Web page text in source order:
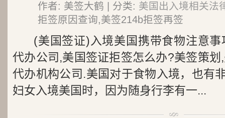
作者: 美签大鹤 | 分类: 美国出入境相关法
拒签原因查询,美签214b拒签再签
(美国签证)入境美国携带食物注意
代办公司,美国签证拒签怎么办?美签策
代办机构公司.美国对于食物入境，也有
妇女入境美国时，因为随身行李有一...